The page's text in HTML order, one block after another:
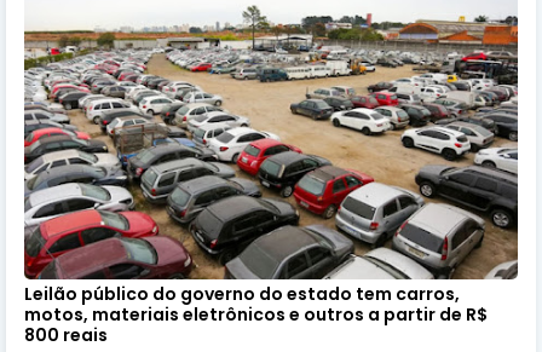
Leilão público do governo do estado tem carros,
motos, materiais eletrônicos e outros a partir de R$
800 reais